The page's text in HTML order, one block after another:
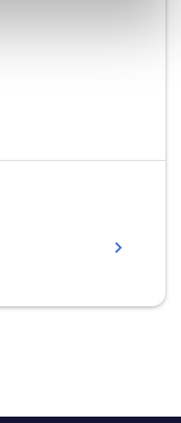
chevron_right